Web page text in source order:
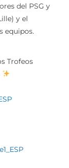
del PSG y
y el
equipos.
Trofeos